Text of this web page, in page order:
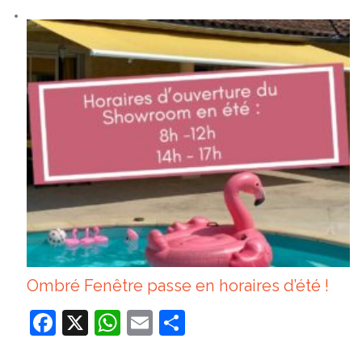
Ombré Fenêtre passe en horaires d’été !
Facebook
X WhatsApp
Email